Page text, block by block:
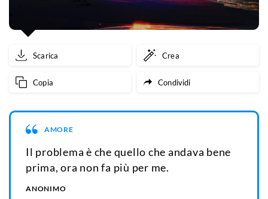
Scarica Crea
Copia Condividi
AMORE
Il problema è che quello che andava bene
prima, ora non fa più per me.
ANONIMO